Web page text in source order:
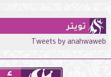
تويتر
Tweets by anahwaweb